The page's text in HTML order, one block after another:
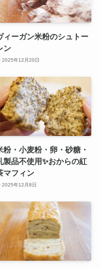
ィーガン米粉のシュトー
ン
2025年12月20日
粉・小麦粉・卵・砂糖・
製品不使用✨おからの紅
マフィン
2025年12月8日